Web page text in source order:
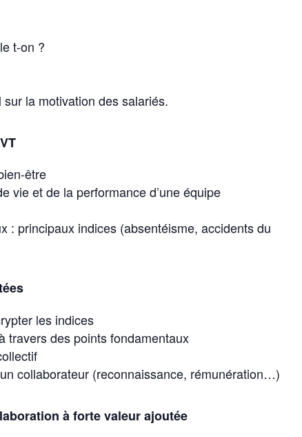
t-on ?
la motivation des salariés.
être
vie et de la performance d’une équipe
: principaux indices (absentéisme, accidents du
les indices
travers des points fondamentaux
collaborateur (reconnaissance, rémunération…)
à forte valeur ajoutée